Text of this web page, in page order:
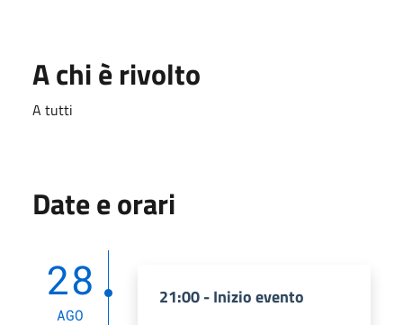
A chi è rivolto
A tutti
Date e orari
28
AGO
21:00 - Inizio evento